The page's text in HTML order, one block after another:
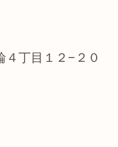
４丁目１２−２０